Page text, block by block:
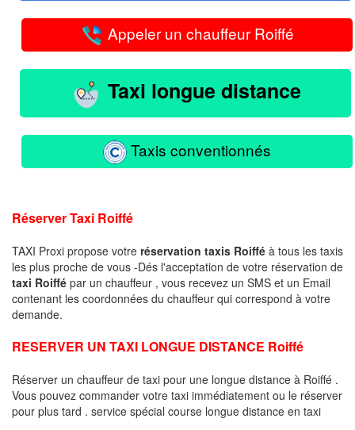
Appeler un chauffeur Roiffé
Taxi longue distance
Taxis conventionnés
Réserver Taxi Roiffé
TAXI Proxi propose votre réservation taxis Roiffé à tous les taxis
les plus proche de vous -Dés l'acceptation de votre réservation de
taxi Roiffé par un chauffeur , vous recevez un SMS et un Email
contenant les coordonnées du chauffeur qui correspond à votre
demande.
RESERVER UN TAXI LONGUE DISTANCE Roiffé
Réserver un chauffeur de taxi pour une longue distance à Roiffé .
Vous pouvez commander votre taxi immédiatement ou le réserver
pour plus tard . service spécial course longue distance en taxi